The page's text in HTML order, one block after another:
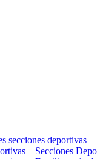
secciones deportivas
– Secciones